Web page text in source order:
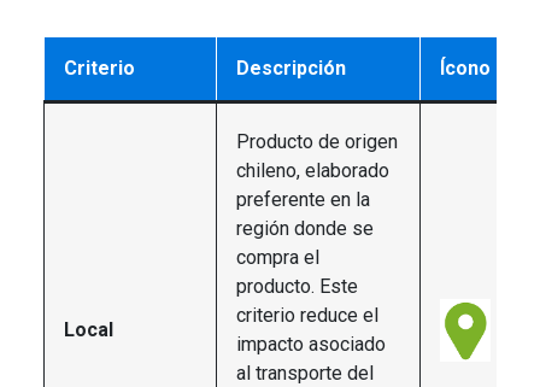
Criterio Descripción Ícono
Local
Producto de origen
chileno, elaborado
preferente en la
región donde se
compra el
producto. Este
criterio reduce el
impacto asociado
al transporte del